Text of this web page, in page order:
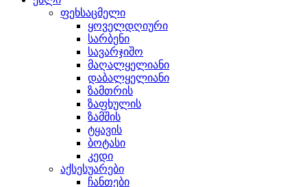
ფეხსაცმელი
ყოველდღიური
სარბენი
სავარჯიშო
მაღალყელიანი
დაბალყელიანი
ზამთრის
ზაფხულის
ზამშის
ტყავის
ბოტასი
კედი
აქსესუარები
ჩანთები